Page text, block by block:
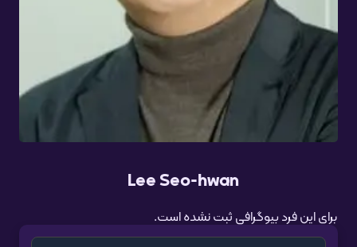
Lee Seo-hwan
برای این فرد بیوگرافی ثبت نشده است.